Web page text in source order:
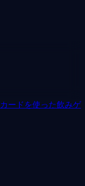
カードを使った飲みゲ